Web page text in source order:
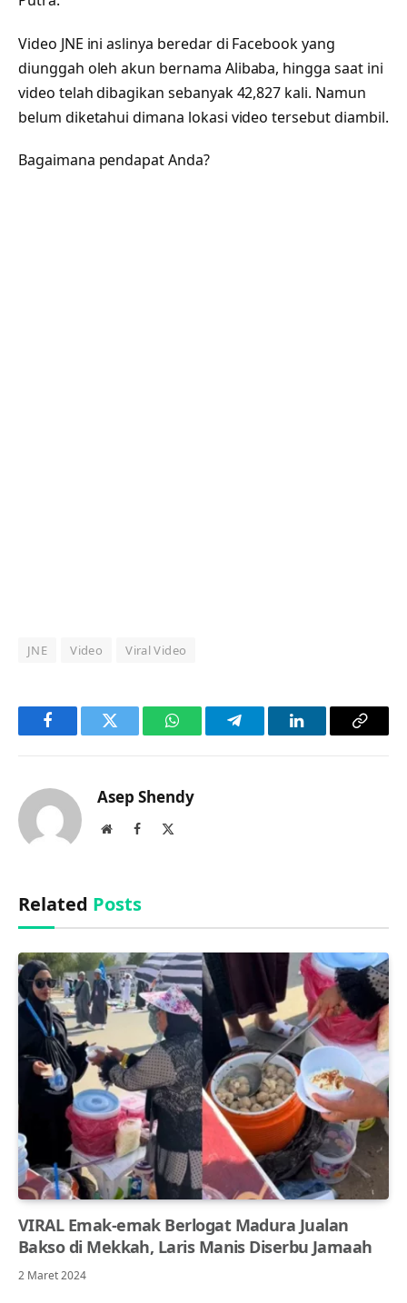
Video JNE ini aslinya beredar di Facebook yang
diunggah oleh akun bernama Alibaba, hingga saat ini
video telah dibagikan sebanyak 42,827 kali. Namun
belum diketahui dimana lokasi video tersebut diambil.
Bagaimana pendapat Anda?
JNE Video Viral Video
FacebookTwitter WhatsAppTelegramLinkedInCopy
Asep Shendy
WebsiteFacebook
Related Posts
VIRAL Emak-emak Berlogat Madura Jualan
Bakso di Mekkah, Laris Manis Diserbu Jamaah
2 Maret 2024